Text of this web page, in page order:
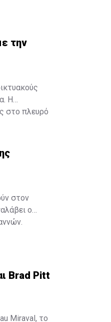
την
Η
στο πλευρό
στον
ο
Brad Pitt
Miraval, το